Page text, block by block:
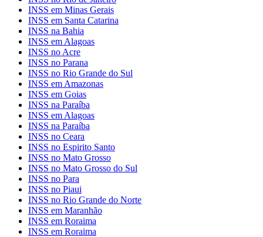
INSS em Minas Gerais
INSS em Santa Catarina
INSS na Bahia
INSS em Alagoas
INSS no Acre
INSS no Parana
INSS no Rio Grande do Sul
INSS em Amazonas
INSS em Goias
INSS na Paraíba
INSS em Alagoas
INSS na Paraíba
INSS no Ceara
INSS no Espirito Santo
INSS no Mato Grosso
INSS no Mato Grosso do Sul
INSS no Para
INSS no Piaui
INSS no Rio Grande do Norte
INSS em Maranhão
INSS em Roraima
INSS em Roraima